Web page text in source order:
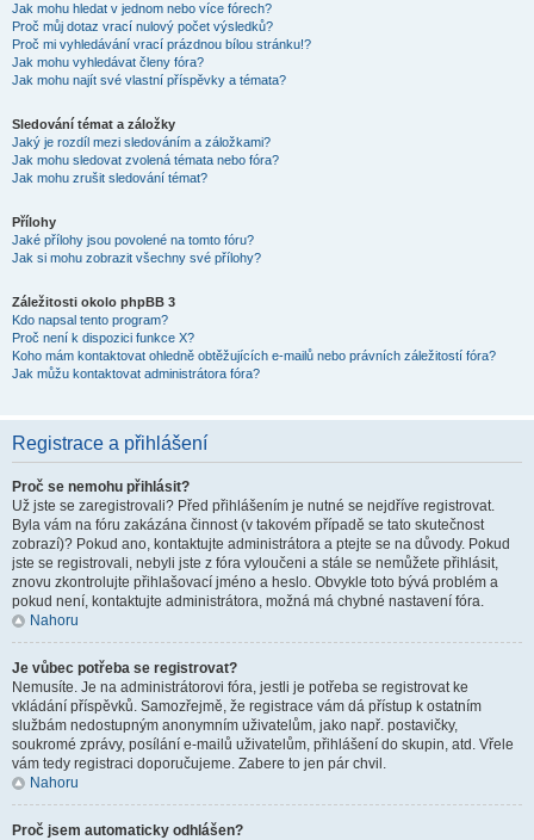
Jak mohu hledat v jednom nebo více fórech?
Proč můj dotaz vrací nulový počet výsledků?
Proč mi vyhledávání vrací prázdnou bílou stránku!?
Jak mohu vyhledávat členy fóra?
Jak mohu najít své vlastní příspěvky a témata?
Sledování témat a záložky
Jaký je rozdíl mezi sledováním a záložkami?
Jak mohu sledovat zvolená témata nebo fóra?
Jak mohu zrušit sledování témat?
Přílohy
Jaké přílohy jsou povolené na tomto fóru?
Jak si mohu zobrazit všechny své přílohy?
Záležitosti okolo phpBB 3
Kdo napsal tento program?
Proč není k dispozici funkce X?
Koho mám kontaktovat ohledně obtěžujících e-mailů nebo právních záležitostí fóra?
Jak můžu kontaktovat administrátora fóra?
Registrace a přihlášení
Proč se nemohu přihlásit?
Už jste se zaregistrovali? Před přihlášením je nutné se nejdříve registrovat.
Byla vám na fóru zakázána činnost (v takovém případě se tato skutečnost
zobrazí)? Pokud ano, kontaktujte administrátora a ptejte se na důvody. Pokud
jste se registrovali, nebyli jste z fóra vyloučeni a stále se nemůžete přihlásit,
znovu zkontrolujte přihlašovací jméno a heslo. Obvykle toto bývá problém a
pokud není, kontaktujte administrátora, možná má chybné nastavení fóra.
Nahoru
Je vůbec potřeba se registrovat?
Nemusíte. Je na administrátorovi fóra, jestli je potřeba se registrovat ke
vkládání příspěvků. Samozřejmě, že registrace vám dá přístup k ostatním
službám nedostupným anonymním uživatelům, jako např. postavičky,
soukromé zprávy, posílání e-mailů uživatelům, přihlášení do skupin, atd. Vřele
vám tedy registraci doporučujeme. Zabere to jen pár chvil.
Nahoru
Proč jsem automaticky odhlášen?